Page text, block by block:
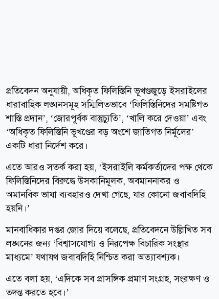
প্রতিবেদন অনুযায়ী, অধিকৃত ফিলিস্তিনি ভূখণ্ডজুড়ে ইসরাইলের
ধারাবাহিক লঙ্ঘনসমূহ সম্মিলিতভাবে ‘ফিলিস্তিনিদের সমষ্টিগত
শাস্তি প্রদান’, ‘জোরপূর্বক বাস্তুচ্যুতি’, ‘খালি করে দেওয়া’ এবং
‘অধিকৃত ফিলিস্তিনি ভূখণ্ডের বড় অংশে জাতিগত নির্মূলের’
একটি ধারা নির্দেশ করে।
এতে আরও সতর্ক করা হয়, ‘ইসরাইলি কর্মকর্তাদের পক্ষ থেকে
ফিলিস্তিনিদের বিরুদ্ধে উসকানিমূলক, অবমাননাকর ও
অমানবিক ভাষা ব্যবহারও দেখা গেছে, যার কোনো জবাবদিহি
হয়নি।’
মানবাধিকার দপ্তর জোর দিয়ে বলেছে, প্রতিবেদনে উল্লিখিত সব
লঙ্ঘনের জন্য ‘বিশ্বাসযোগ্য ও নিরপেক্ষ বিচারিক সংস্থার
মাধ্যমে’ যথাযথ জবাবদিহি নিশ্চিত করা অত্যাবশ্যক।
এতে বলা হয়, ‘এদিকে সব প্রাসঙ্গিক প্রমাণ সংগ্রহ, সংরক্ষণ ও
তদন্ত করতে হবে।’